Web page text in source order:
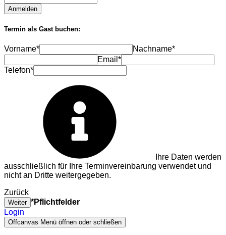
Anmelden
Termin als Gast buchen:
Vorname*
Nachname*
Email*
Telefon*
Ihre Daten werden
ausschließlich für Ihre Terminvereinbarung verwendet und
nicht an Dritte weitergegeben.
Zurück
Weiter *Pflichtfelder
Login
Offcanvas Menü öffnen oder schließen